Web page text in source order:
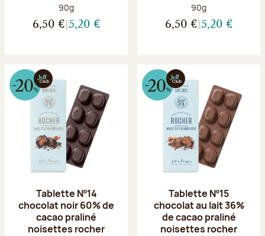
Poids net :
90g
6,50 € 5,20 €
Poids net :
90g
6,50 € 5,20 €
Tablette Nº14
chocolat noir 60% de
cacao praliné
noisettes rocher
Tablette Nº15
chocolat au lait 36%
de cacao praliné
noisettes rocher